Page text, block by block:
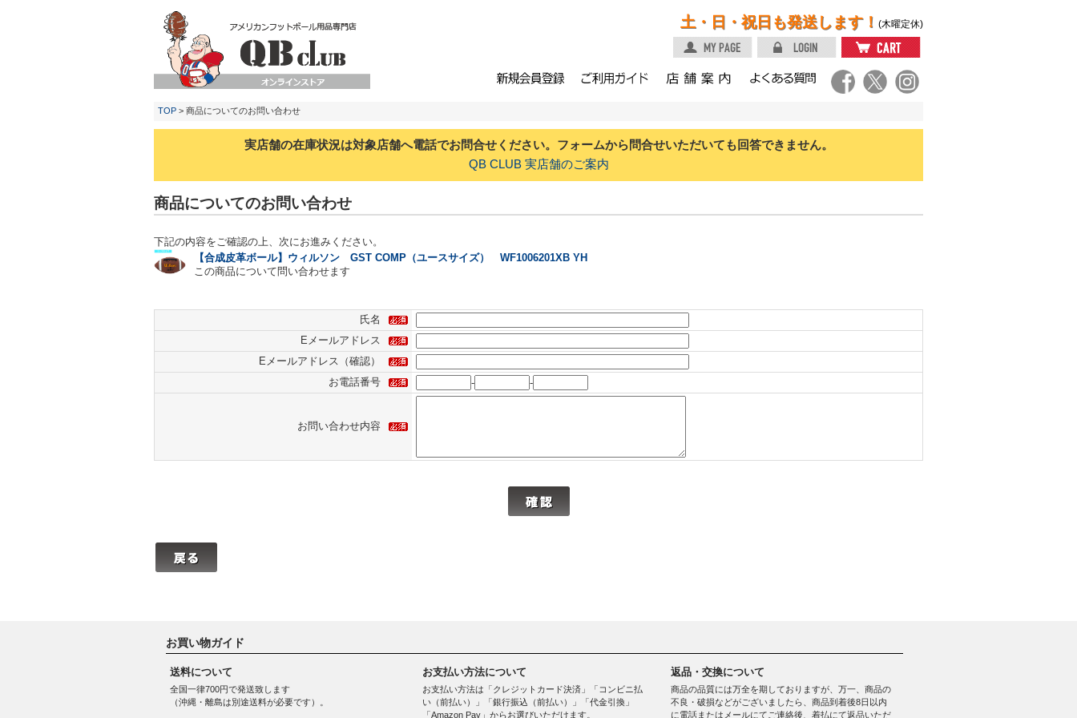
土・日・祝日も発送します！ (木曜定休)
TOP > 商品についてのお問い合わせ
実店舗の在庫状況は対象店舗へ電話でお問合せください。フォームから問合せいただいても回答できません。
QB CLUB 実店舗のご案内
商品についてのお問い合わせ
下記の内容をご確認の上、次にお進みください。
【合成皮革ボール】ウィルソン GST COMP（ユースサイズ） WF1006201XB YH
この商品について問い合わせます
氏名
Eメールアドレス
Eメールアドレス（確認）
お電話番号
- -
お問い合わせ内容
お買い物ガイド
送料について
全国一律700円で発送致します
（沖縄・離島は別途送料が必要です）。
お支払い方法について
お支払い方法は「クレジットカード決済」「コンビニ払
い（前払い）」「銀行振込（前払い）」「代金引換」
「Amazon Pay」からお選びいただけます。
返品・交換について
商品の品質には万全を期しておりますが、万一、商品の
不良・破損などがございましたら、商品到着後8日以内
に電話またはメールにてご連絡後、着払にて返品いただ